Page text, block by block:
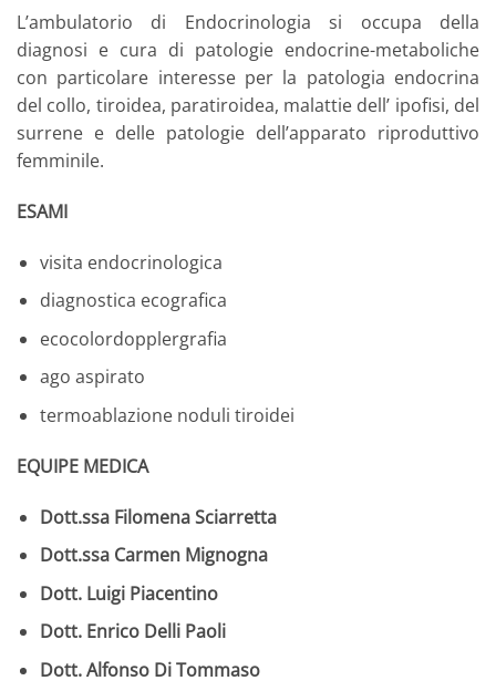
L’ambulatorio di Endocrinologia si occupa della
diagnosi e cura di patologie endocrine-metaboliche
con particolare interesse per la patologia endocrina
del collo, tiroidea, paratiroidea, malattie dell’ ipofisi, del
surrene e delle patologie dell’apparato riproduttivo
femminile.
ESAMI
visita endocrinologica
diagnostica ecografica
ecocolordopplergrafia
ago aspirato
termoablazione noduli tiroidei
EQUIPE MEDICA
Dott.ssa Filomena Sciarretta
Dott.ssa Carmen Mignogna
Dott. Luigi Piacentino
Dott. Enrico Delli Paoli
Dott. Alfonso Di Tommaso